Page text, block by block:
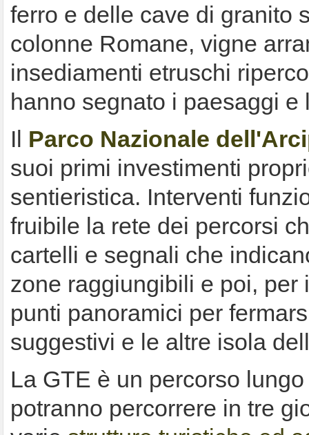
ferro e delle cave di granito
colonne Romane, vigne
insediamenti etruschi
hanno segnato i paesaggi e
Il Parco Nazionale
suoi primi investimenti
sentieristica. Interventi
fruibile la rete dei percorsi
cartelli e segnali che
zone raggiungibili e poi,
punti panoramici per
suggestivi e le altre isola
La GTE è un percorso
potranno percorrere in tre